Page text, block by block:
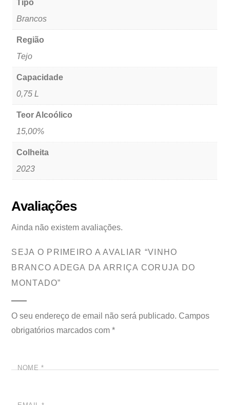
Tipo
Brancos
Região
Tejo
Capacidade
0,75 L
Teor Alcoólico
15,00%
Colheita
2023
Avaliações
Ainda não existem avaliações.
SEJA O PRIMEIRO A AVALIAR “VINHO
BRANCO ADEGA DA ARRIÇA CORUJA DO
MONTADO”
O seu endereço de email não será publicado. Campos
obrigatórios marcados com*
NOME*